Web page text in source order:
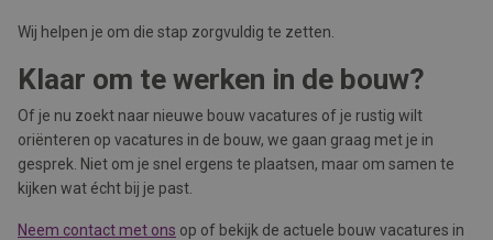
Wij helpen je om die stap zorgvuldig te zetten.
Klaar om te werken in de bouw?
Of je nu zoekt naar nieuwe bouw vacatures of je rustig wilt
oriënteren op vacatures in de bouw, we gaan graag met je in
gesprek. Niet om je snel ergens te plaatsen, maar om samen te
kijken wat écht bij je past.
Neem contact met ons op of bekijk de actuele bouw vacatures in